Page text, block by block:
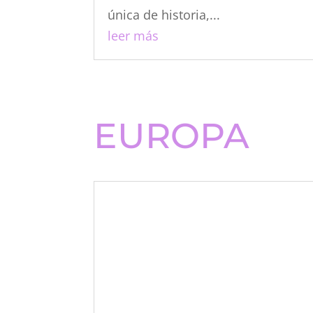
única de historia,...
leer más
EUROPA